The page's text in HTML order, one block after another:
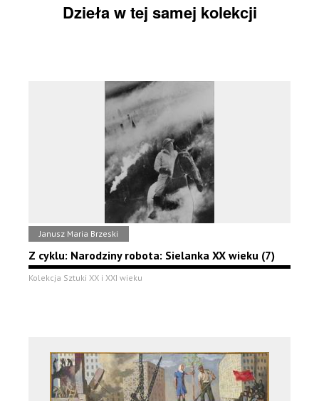
Dzieła w tej samej kolekcji
Janusz Maria Brzeski
Z cyklu: Narodziny robota: Sielanka XX wieku (7)
Kolekcja Sztuki XX i XXI wieku